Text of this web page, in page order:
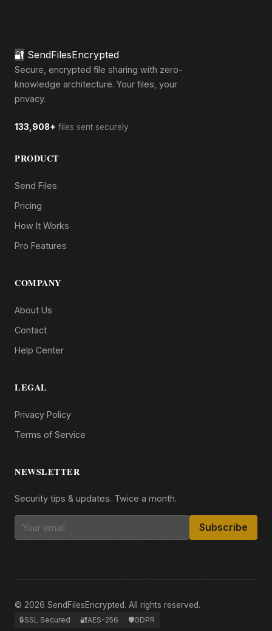
🔐 SendFilesEncrypted
Secure, encrypted file sharing with zero-
knowledge architecture. Your files, your
privacy.
133,908+ files sent securely
PRODUCT
Send Files
Pricing
How It Works
Pro Features
COMPANY
About Us
Contact
Help Center
LEGAL
Privacy Policy
Terms of Service
NEWSLETTER
Security tips & updates. Twice a month.
Subscribe
© 2026 SendFilesEncrypted. All rights reserved.
🔒SSL Secured 🔐AES-256 🛡️GDPR